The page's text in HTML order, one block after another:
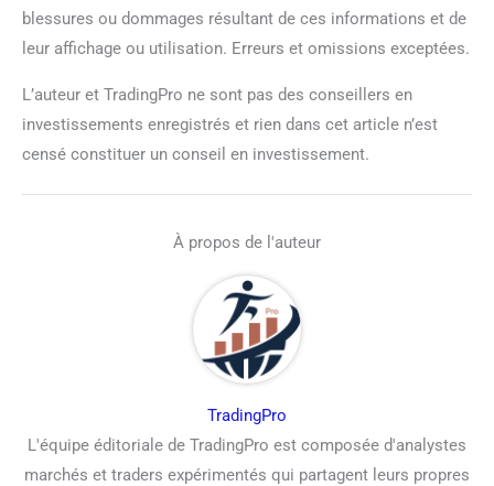
blessures ou dommages résultant de ces informations et de
leur affichage ou utilisation. Erreurs et omissions exceptées.
L’auteur et TradingPro ne sont pas des conseillers en
investissements enregistrés et rien dans cet article n’est
censé constituer un conseil en investissement.
À propos de l'auteur
TradingPro
L'équipe éditoriale de TradingPro est composée d'analystes
marchés et traders expérimentés qui partagent leurs propres